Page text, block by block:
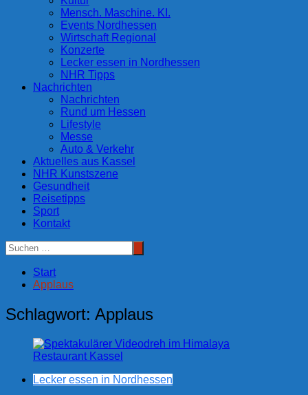
Mensch. Maschine. KI.
Events Nordhessen
Wirtschaft Regional
Konzerte
Lecker essen in Nordhessen
NHR Tipps
Nachrichten
Nachrichten
Rund um Hessen
Lifestyle
Messe
Auto & Verkehr
Aktuelles aus Kassel
NHR Kunstszene
Gesundheit
Reisetipps
Sport
Kontakt
Start
Applaus
Schlagwort: Applaus
Lecker essen in Nordhessen